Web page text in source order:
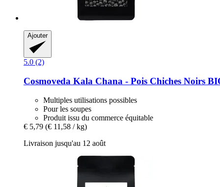
Ajouter
5.0 (2)
Cosmoveda Kala Chana -​ Pois Chiches Noirs
Multiples utilisations possibles
Pour les soupes
Produit issu du commerce équitable
€ 5,79 (€ 11,58 / kg)
Livraison jusqu'au 12 août